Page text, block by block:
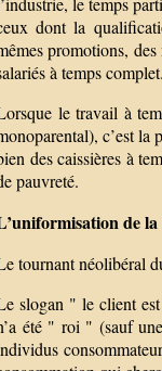
dont la
promotions,
à temps
le travail à
c’est la
des caissières à
pauvreté.
de
tournant néolibéral
slogan " le client
été " roi " (sauf